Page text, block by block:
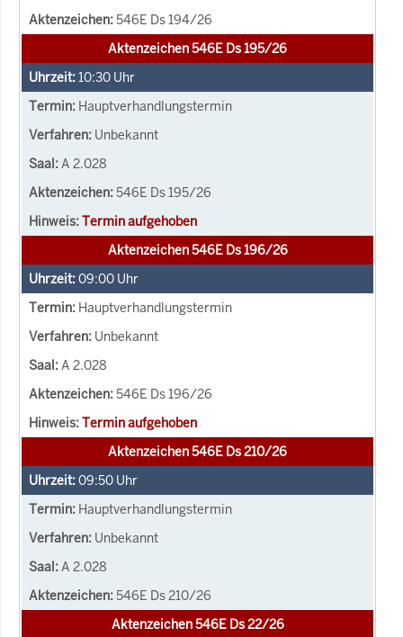
546E Ds 194/26
Aktenzeichen 546E Ds 195/26
10:30 Uhr
Hauptverhandlungstermin
Unbekannt
A 2.028
546E Ds 195/26
Termin aufgehoben
Aktenzeichen 546E Ds 196/26
09:00 Uhr
Hauptverhandlungstermin
Unbekannt
A 2.028
546E Ds 196/26
Termin aufgehoben
Aktenzeichen 546E Ds 210/26
09:50 Uhr
Hauptverhandlungstermin
Unbekannt
A 2.028
546E Ds 210/26
Aktenzeichen 546E Ds 22/26